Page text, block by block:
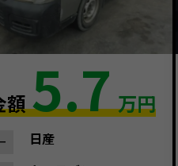
額5.7 万円
日産